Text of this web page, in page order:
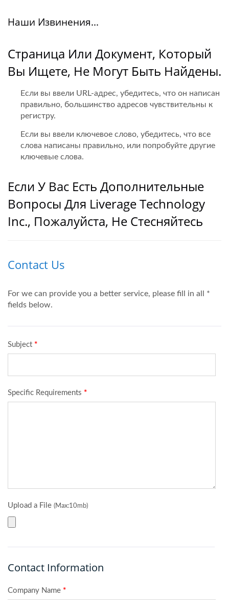
Наши Извинения...
Страница Или Документ, Который
Вы Ищете, Не Могут Быть Найдены.
Если вы ввели URL-адрес, убедитесь, что он написан
правильно, большинство адресов чувствительны к
регистру.
Если вы ввели ключевое слово, убедитесь, что все
слова написаны правильно, или попробуйте другие
ключевые слова.
Если У Вас Есть Дополнительные
Вопросы Для Liverage Technology
Inc., Пожалуйста, Не Стесняйтесь